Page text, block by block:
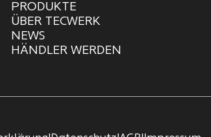
PRODUKTE
ÜBER TECWERK
NEWS
HÄNDLER WERDEN